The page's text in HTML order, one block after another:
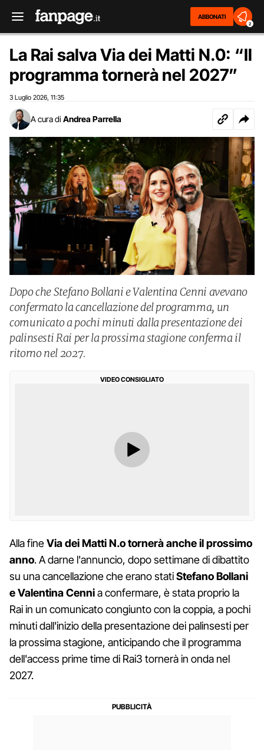
ABBONATI
2
La Rai salva Via dei Matti N.0: “Il
programma tornerà nel 2027”
3 Luglio 2026 11:35
A cura di Andrea Parrella
Dopo che Stefano Bollani e Valentina Cenni avevano
confermato la cancellazione del programma, un
comunicato a pochi minuti dalla presentazione dei
palinsesti Rai per la prossima stagione conferma il
ritorno nel 2027.
VIDEO CONSIGLIATO
Alla fineVia dei Matti N.o tornerà anche il prossimo
anno. A darne l'annuncio, dopo settimane di dibattito
su una cancellazione che erano statiStefano Bollani
e Valentina Cennia confermare, è stata proprio la
Rai in un comunicato congiunto con la coppia, a pochi
minuti dall'inizio della presentazione dei palinsesti per
la prossima stagione, anticipando che il programma
dell'access prime time di Rai3 tornerà in onda nel
2027.